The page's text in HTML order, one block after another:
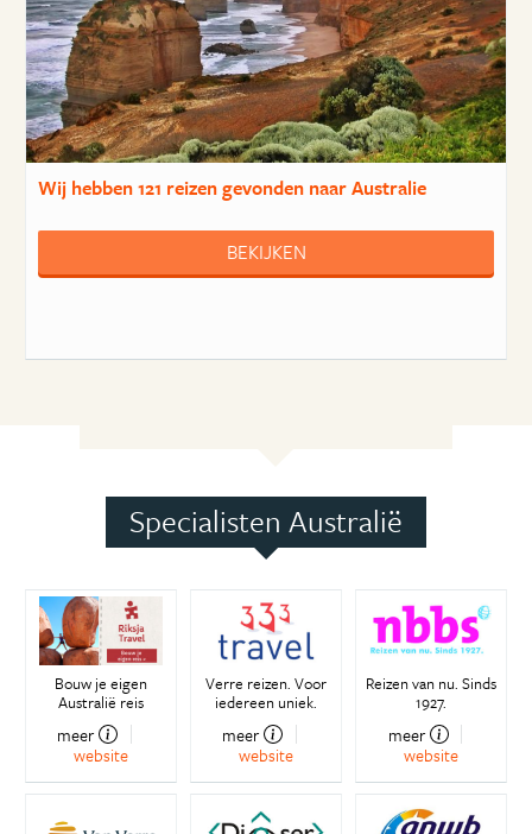
Wij hebben121 reizengevonden naar Australie
BEKIJKEN
Specialisten Australië
Bouw je eigen
Australië reis
meer
website
Verre reizen. Voor
iedereen uniek.
meer
website
Reizen van nu. Sinds
1927.
meer
website